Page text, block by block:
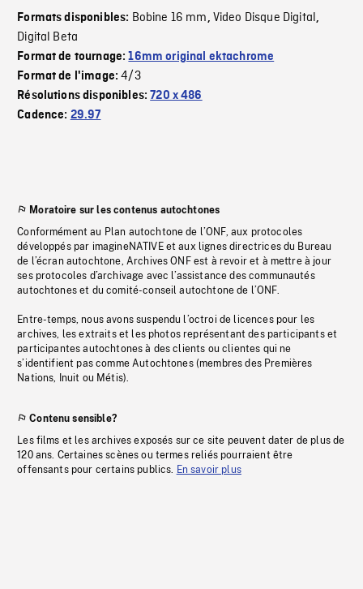
Formats disponibles: Bobine 16 mm, Video Disque Digital,
Digital Beta
Format de tournage:16mm original ektachrome
Format de l'image:4/3
Résolutions disponibles:720 x 486
Cadence: 29.97
Moratoire sur les contenus autochtones
Conformément au Plan autochtone de l’ONF, aux protocoles
développés par imagineNATIVE et aux lignes directrices du Bureau
de l’écran autochtone, Archives ONF est à revoir et à mettre à jour
ses protocoles d’archivage avec l’assistance des communautés
autochtones et du comité-conseil autochtone de l’ONF.
Entre-temps, nous avons suspendu l’octroi de licences pour les
archives, les extraits et les photos représentant des participants et
participantes autochtones à des clients ou clientes qui ne
s’identifient pas comme Autochtones (membres des Premières
Nations, Inuit ou Métis).
Contenu sensible?
Les films et les archives exposés sur ce site peuvent dater de plus de
120 ans. Certaines scènes ou termes reliés pourraient être
offensants pour certains publics. En savoir plus